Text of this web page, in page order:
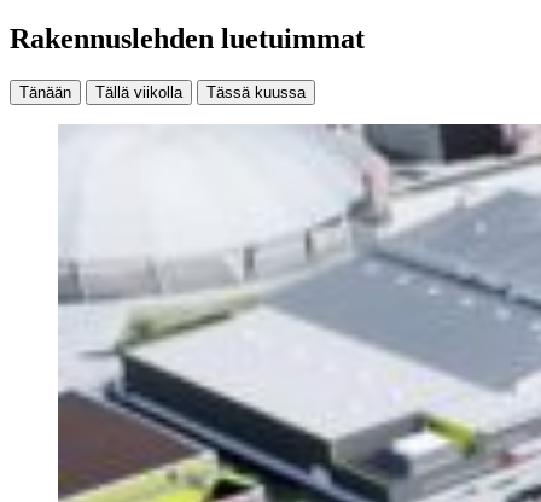
Rakennuslehden luetuimmat
Tänään Tällä viikolla Tässä kuussa